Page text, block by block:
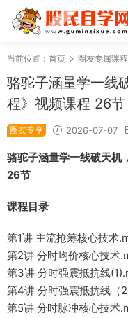
当前位置： 首页 圈友专属课程
骆驼子涵量学一线
程》视频课程 26节
圈友专享 2026-07-07
骆驼子涵量学一线破天机
26节
课程目录
第1讲 主流抢筹核心技术
第2讲 分时均价核心技术
第3讲 分时强震抵抗线
第4讲 分时强震抵抗线（
第5讲 分时脉冲核心技术